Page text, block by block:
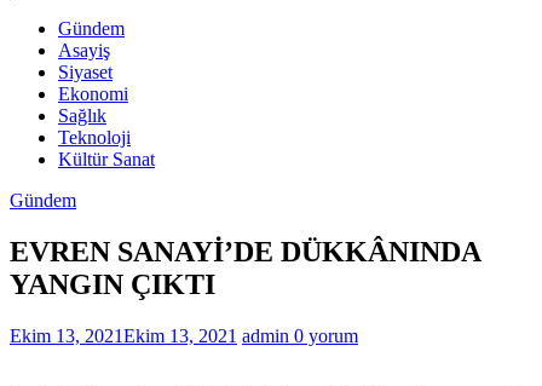
Dakika
Şanlıurfa
Haberleri
Gündem
Asayiş
Siyaset
Ekonomi
Sağlık
Teknoloji
Kültür Sanat
Gündem
EVREN SANAYİ’DE DÜKKÂNINDA
YANGIN ÇIKTI
Ekim 13, 2021Ekim 13, 2021 admin 0 yorum